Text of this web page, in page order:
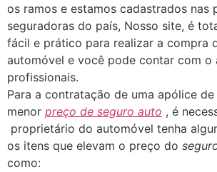
os ramos e estamos cadastrados nas
seguradoras do país, Nosso site, é
fácil e prático para realizar a compra
automóvel e você pode contar com o
profissionais.
Para a contratação de uma apólice
menor preço de seguro auto , é
proprietário do automóvel tenha
os itens que elevam o preço do
como: